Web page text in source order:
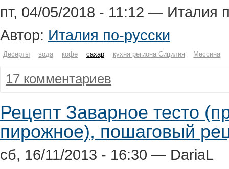
пт, 04/05/2018 - 11:12 — Италия
Автор: Италия по-русски
Десерты вода кофе сахар кухня региона Сицилия Мессина
17 комментариев
Рецепт Заварное тесто
пирожное), пошаговый
сб, 16/11/2013 - 16:30 — DariaL